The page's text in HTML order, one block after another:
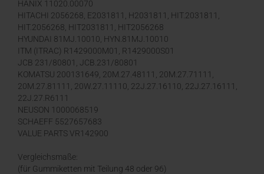
HANIX 11020.00070
HITACHI 2056268, E2031811, H2031811, HIT.2031811,
HIT.2056268, HIT2031811, HIT2056268
HYUNDAI 81MJ.10010, HYN.81MJ.10010
ITM (ITRAC) R1429000M01, R1429000S01
JCB 231/80801, JCB.231/80801
KOMATSU 200131649, 20M.27.48111, 20M.27.71111,
20M.27.81111, 20W.27.11110, 22J.27.16110, 22J.27.16111,
22J.27.R6111
NEUSON 1000068519
SCHAEFF 5527657683
VALUE PARTS VR142900
Vergleichsmaße:
(für Gummiketten mit Teilung 48 oder 96)